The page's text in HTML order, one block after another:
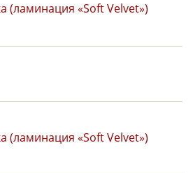
(ламинация «Soft Velvet»)
(ламинация «Soft Velvet»)